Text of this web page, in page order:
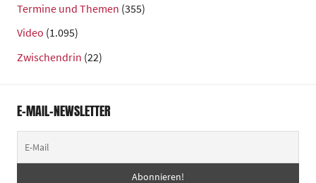
Termine und Themen (355)
Video (1.095)
Zwischendrin (22)
E-MAIL-NEWSLETTER